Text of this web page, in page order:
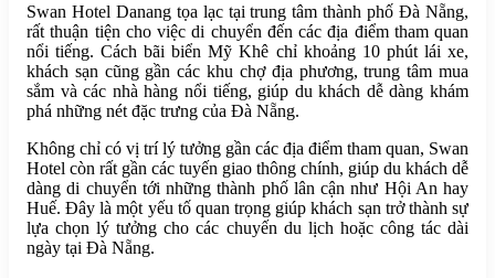
Swan Hotel Danang tọa lạc tại trung tâm thành phố Đà Nẵng,
rất thuận tiện cho việc di chuyển đến các địa điểm tham quan
nổi tiếng. Cách bãi biển Mỹ Khê chỉ khoảng 10 phút lái xe,
khách sạn cũng gần các khu chợ địa phương, trung tâm mua
sắm và các nhà hàng nổi tiếng, giúp du khách dễ dàng khám
phá những nét đặc trưng của Đà Nẵng.
Không chỉ có vị trí lý tưởng gần các địa điểm tham quan, Swan
Hotel còn rất gần các tuyến giao thông chính, giúp du khách dễ
dàng di chuyển tới những thành phố lân cận như Hội An hay
Huế. Đây là một yếu tố quan trọng giúp khách sạn trở thành sự
lựa chọn lý tưởng cho các chuyến du lịch hoặc công tác dài
ngày tại Đà Nẵng.